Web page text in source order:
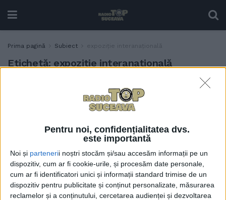
Pentru noi, confidențialitatea dvs.
este importantă
Noi și partenerii noștri stocăm și/sau accesăm informații pe un
dispozitiv, cum ar fi cookie-urile, și procesăm date personale,
cum ar fi identificatori unici și informații standard trimise de un
dispozitiv pentru publicitate și conținut personalizate, măsurarea
reclamelor și a conținutului, cercetarea audienței și dezvoltarea
Prima pagină Subiect expoziție interanațională
Etichetă: expoziție interanațională
Peste 1.300 de caricaturi din
întreaga lume, jurizate la
Suceava în cadrul
Grafică Satirică ”Bucovina”.
Mihai Pînzaru PIM: Rămîne
prestigiul Sucevei pe plan
mondial și în domeniul
caricaturii
2 IUNIE, 2026